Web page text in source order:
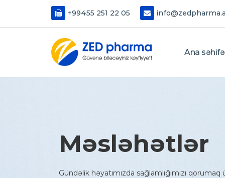
+99455 251 22 05
Ana səhifə
Məsləhətlər
Gündəlik həyatımızda sağlamlığımızı qorumaq